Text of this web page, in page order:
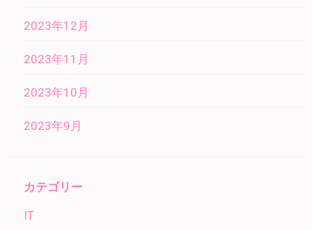
2023年12月
2023年11月
2023年10月
2023年9月
カテゴリー
IT